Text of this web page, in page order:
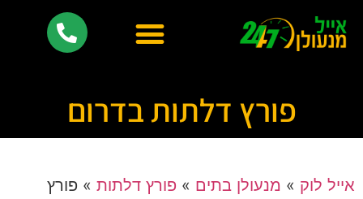
פורץ דלתות בדרום
אייל לוק » מנעולן בתים » פורץ דלתות » פורץ